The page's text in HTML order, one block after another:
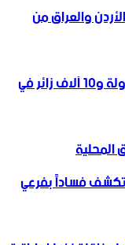
‏والعراق من
أكثر من 300 علامة تجارية تمثل 13 دولة و10 آلاف زائر في
تكشف فساداً بفرعي